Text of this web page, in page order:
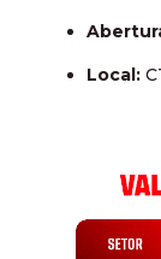
Local: